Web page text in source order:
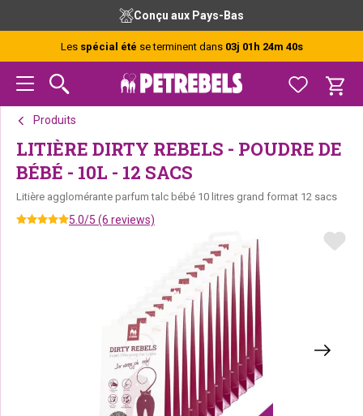
navigation
principale
principal
de
page
Conçu aux Pays-Bas
Les spécial été se terminent dans 03j 01h 24m 40s
Produits
LITIÈRE DIRTY REBELS - POUDRE DE
BÉBÉ - 10L - 12 SACS
Litière agglomérante parfum talc bébé 10 litres grand format 12 sacs
5.0/5 (6 reviews)